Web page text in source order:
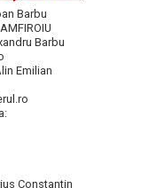
Barbu
Barbu
Emilian
Constantin